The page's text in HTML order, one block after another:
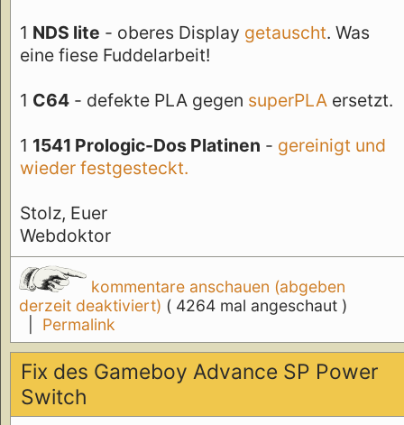
1 NDS lite - oberes Display getauscht. Was
eine fiese Fuddelarbeit!
1 C64 - defekte PLA gegen superPLA ersetzt.
1 1541 Prologic-Dos Platinen - gereinigt und
wieder festgesteckt.
Stolz, Euer
Webdoktor
kommentare anschauen (abgeben
derzeit deaktiviert) ( 4264 mal angeschaut )
Permalink
Fix des Gameboy Advance SP Power
Switch